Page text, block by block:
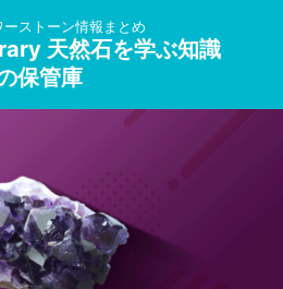
ーストーン情報まとめ
天然石を学ぶ知識
保管庫